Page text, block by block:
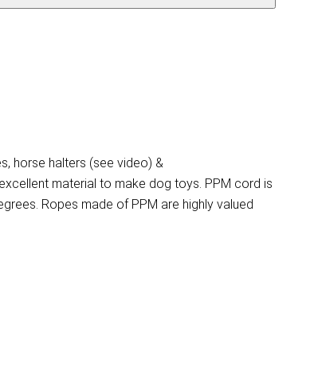
horse halters (see video) &
material to make dog toys. PPM cord is
Ropes made of PPM are highly valued